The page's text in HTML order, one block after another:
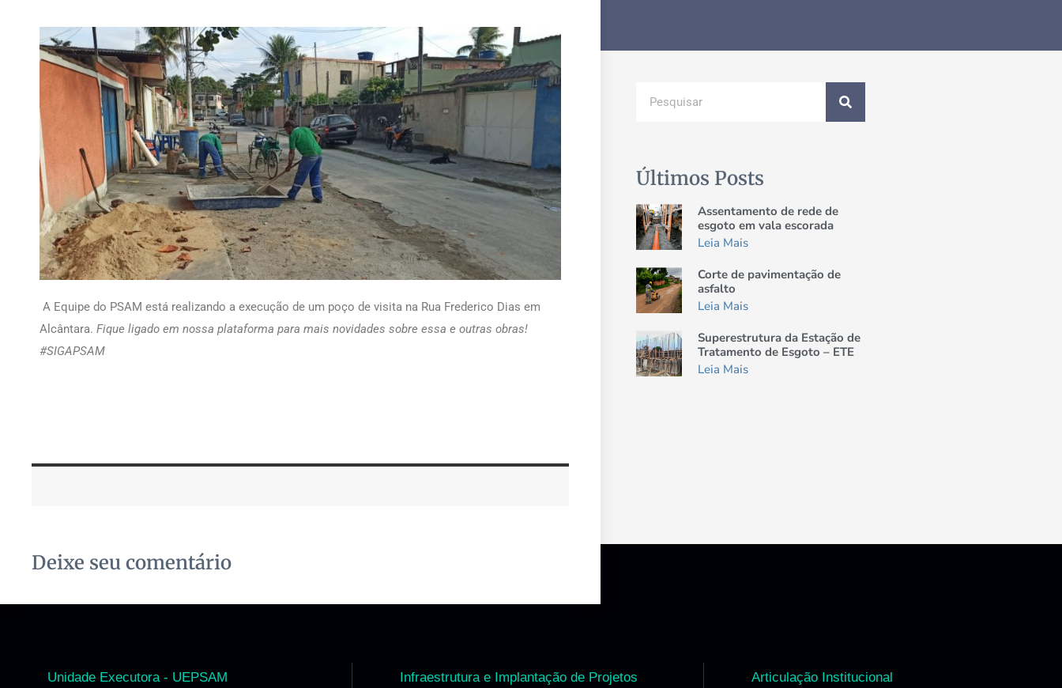
A Equipe do PSAM está realizando a execução de um poço de visita na Rua Frederico Dias em
Alcântara. Fique ligado em nossa plataforma para mais novidades sobre essa e outras obras!
#SIGAPSAM
Deixe seu comentário
Últimos Posts
Assentamento de rede de
esgoto em vala escorada
Leia Mais
Corte de pavimentação de
asfalto
Leia Mais
Superestrutura da Estação de
Tratamento de Esgoto – ETE
Leia Mais
Unidade Executora - UEPSAM Infraestrutura e Implantação de Projetos Articulação Institucional